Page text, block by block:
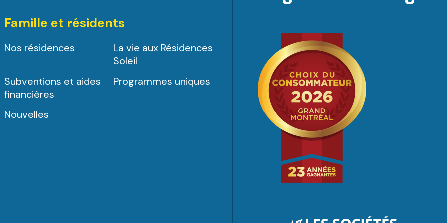
Famille et résidents
Nos résidences
La vie aux Résidences
Soleil
Subventions et aides
financières
Programmes uniques
Nouvelles